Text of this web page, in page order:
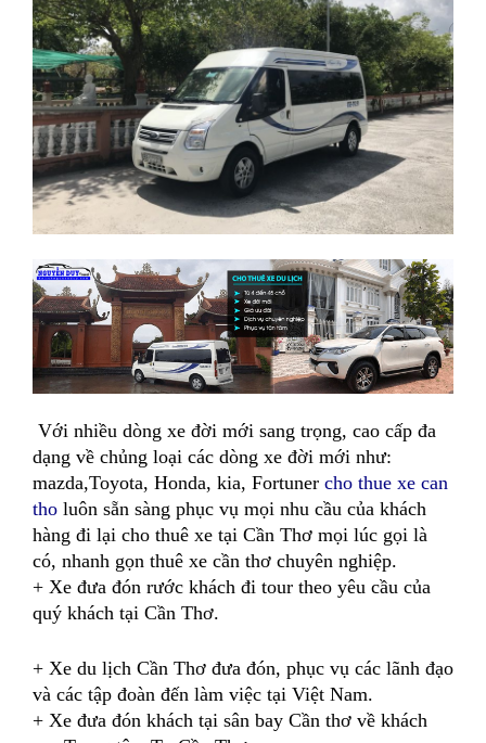
Với nhiều dòng xe đời mới sang trọng, cao cấp đa
dạng về chủng loại các dòng xe đời mới như:
mazda,Toyota, Honda, kia, Fortuner cho thue xe can
tho luôn sẵn sàng phục vụ mọi nhu cầu của khách
hàng đi lại cho thuê xe tại Cần Thơ mọi lúc gọi là
có, nhanh gọn thuê xe cần thơ chuyên nghiệp.
+ Xe đưa đón rước khách đi tour theo yêu cầu của
quý khách tại Cần Thơ.
+ Xe du lịch Cần Thơ đưa đón, phục vụ các lãnh đạo
và các tập đoàn đến làm việc tại Việt Nam.
+ Xe đưa đón khách tại sân bay Cần thơ về khách